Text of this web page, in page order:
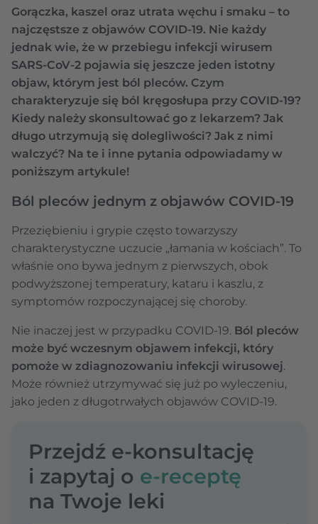
Gorączka, kaszel oraz utrata węchu i smaku – to
najczęstsze z objawów COVID-19. Nie każdy
jednak wie, że w przebiegu infekcji wirusem
SARS-CoV-2 pojawia się jeszcze jeden istotny
objaw, którym jest ból pleców. Czym
charakteryzuje się ból kręgosłupa przy COVID-19?
Kiedy należy skonsultować go z lekarzem? Jak
długo utrzymują się dolegliwości? Jak z nimi
walczyć? Na te i inne pytania odpowiadamy w
poniższym artykule!
Ból pleców jednym z objawów COVID-19
Przeziębieniu i grypie często towarzyszy
charakterystyczne uczucie „łamania w kościach”. To
właśnie ono bywa jednym z pierwszych, obok
podwyższonej temperatury, kataru i kaszlu, z
symptomów rozpoczynającej się choroby.
Nie inaczej jest w przypadku COVID-19. Ból pleców
może być wczesnym objawem infekcji, który
pomoże w zdiagnozowaniu infekcji wirusowej.
Może również utrzymywać się już po wyleczeniu,
jako jeden z długotrwałych objawów COVID-19.
Przejdź e-konsultację
i zapytaj o e-receptę
na Twoje leki